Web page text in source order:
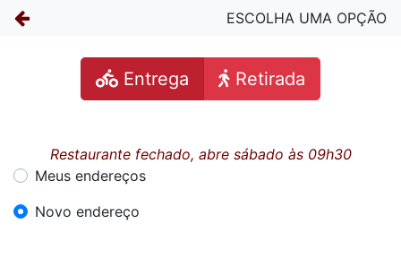
ESCOLHA UMA OPÇÃO
Entrega Retirada
Restaurante fechado, abre sábado às 09h30
Meus endereços
Novo endereço